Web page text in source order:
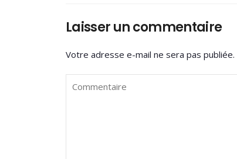
Laisser un commentaire
Votre adresse e-mail ne sera pas publiée.